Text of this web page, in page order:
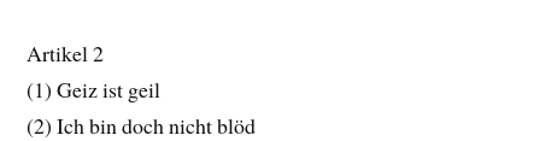
Artikel 2
(1) Geiz ist geil
(2) Ich bin doch nicht blöd